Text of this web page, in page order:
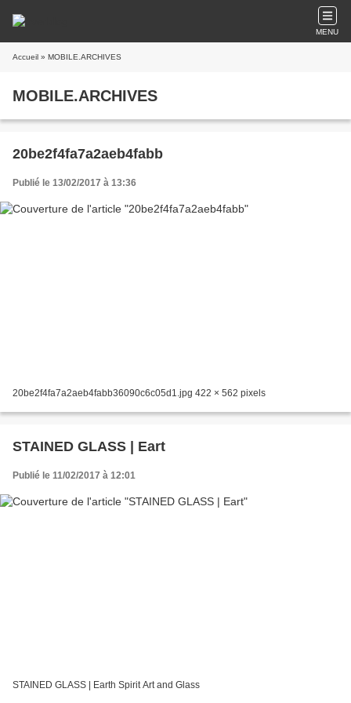
MENU
Accueil » MOBILE.ARCHIVES
MOBILE.ARCHIVES
20be2f4fa7a2aeb4fabb
Publié le 13/02/2017 à 13:36
20be2f4fa7a2aeb4fabb36090c6c05d1.jpg 422 × 562 pixels
STAINED GLASS | Eart
Publié le 11/02/2017 à 12:01
STAINED GLASS | Earth Spirit Art and Glass